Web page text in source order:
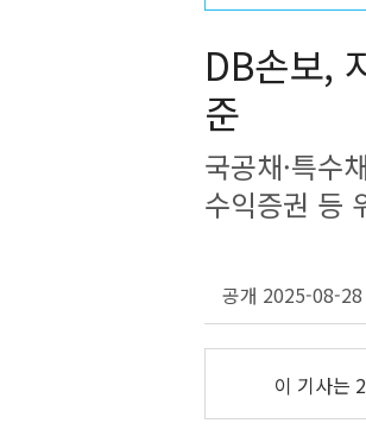
DB손보,
준
국공채·특수
수익증권 등
공개 2025-08-
이 기사는